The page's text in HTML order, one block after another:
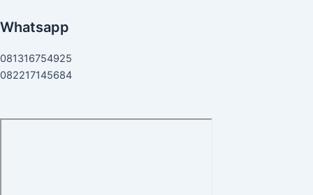
Whatsapp
081316754925
082217145684